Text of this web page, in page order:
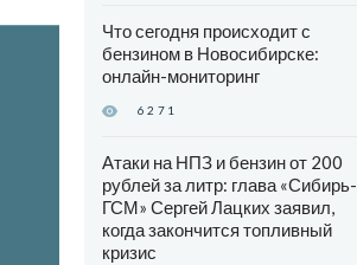
Что сегодня происходит с
бензином в Новосибирске:
онлайн-мониторинг
6271
Атаки на НПЗ и бензин от 200
рублей за литр: глава «Сибирь-
ГСМ» Сергей Лацких заявил,
когда закончится топливный
кризис